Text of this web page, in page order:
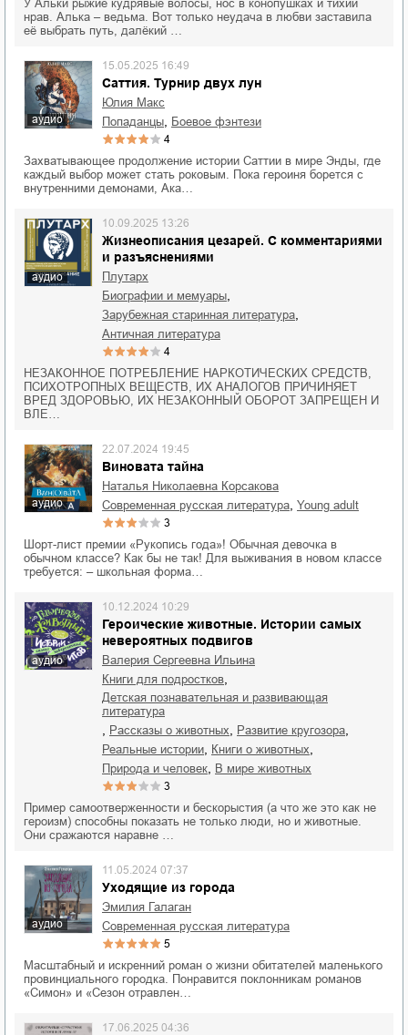
У Альки рыжие кудрявые волосы, нос в конопушках и тихий
нрав. Алька – ведьма. Вот только неудача в любви заставила
её выбрать путь, далёкий …
аудио
Саттия. Турнир двух лун
15.05.2025 16:49
Юлия Макс
попаданцы
боевое фэнтези
4
Захватывающее продолжение истории Саттии в мире Энды, где
каждый выбор может стать роковым. Пока героиня борется с
внутренними демонами, Ака…
аудио
Жизнеописания цезарей. С комментариями
и разъяснениями
10.09.2025 13:26
Плутарх
биографии и мемуары
зарубежная старинная литература
античная литература
4
НЕЗАКОННОЕ ПОТРЕБЛЕНИЕ НАРКОТИЧЕСКИХ СРЕДСТВ,
ПСИХОТРОПНЫХ ВЕЩЕСТВ, ИХ АНАЛОГОВ ПРИЧИНЯЕТ
ВРЕД ЗДОРОВЬЮ, ИХ НЕЗАКОННЫЙ ОБОРОТ ЗАПРЕЩЕН И
ВЛЕ…
аудио
Виновата тайна
22.07.2024 19:45
Наталья Николаевна Корсакова
современная русская литература
young adult
3
Шорт-лист премии «Рукопись года»! Обычная девочка в
обычном классе? Как бы не так! Для выживания в новом классе
требуется: – школьная форма…
аудио
Героические животные. Истории самых
невероятных подвигов
10.12.2024 10:29
Валерия Сергеевна Ильина
книги для подростков
детская познавательная и развивающая
литература
рассказы о животных развитие кругозора
реальные истории книги о животных
природа и человек в мире животных
3
Пример самоотверженности и бескорыстия (а что же это как не
героизм) способны показать не только люди, но и животные.
Они сражаются наравне …
аудио
Уходящие из города
11.05.2024 07:37
Эмилия Галаган
современная русская литература
5
Масштабный и искренний роман о жизни обитателей маленького
провинциального городка. Понравится поклонникам романов
«Симон» и «Сезон отравлен…
17.06.2025 04:36